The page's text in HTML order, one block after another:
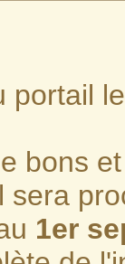
portail
bons
sera
1er